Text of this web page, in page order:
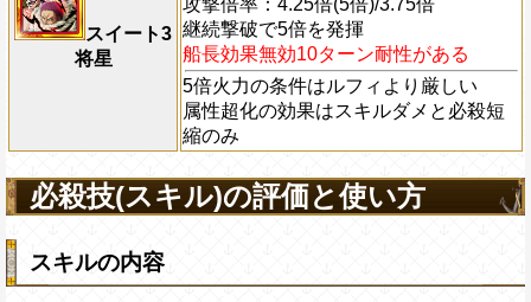
スイート3
将星
継続撃破で5倍を発揮
船長効果無効10ターン耐性がある
5倍火力の条件はルフィより厳しい
属性超化の効果はスキルダメと必殺短
縮のみ
必殺技(スキル)の評価と使い方
スキルの内容